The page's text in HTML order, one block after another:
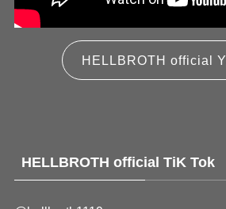
HELLBROTH official
HELLBROTH official TiK Tok